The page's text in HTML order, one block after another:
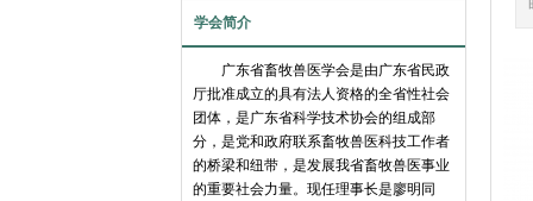
学会简介
广东省畜牧兽医学会是由广东省民政
厅批准成立的具有法人资格的全省性社会
团体，是广东省科学技术协会的组成部
分，是党和政府联系畜牧兽医科技工作者
的桥梁和纽带，是发展我省畜牧兽医事业
的重要社会力量。现任理事长是廖明同